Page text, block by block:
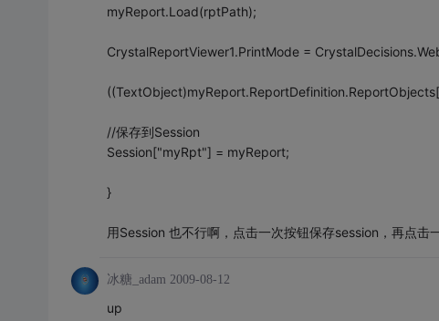
myReport.Load(rptPath);
CrystalReportViewer1.PrintMode =
//保存到Session
Session["myRpt"] = myReport;
}
用Session 也不行啊，点击一次按钮保存session，再点击
冰糖_adam 2009-08-12
up